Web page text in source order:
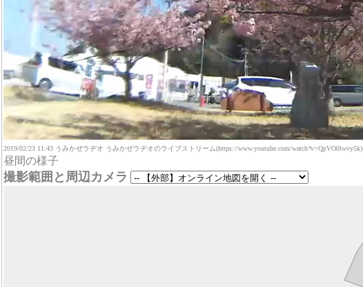
2019/02/23 11:43 うみかぜラヂオ うみかぜラヂオのライブストリーム(https://www.youtube.com/watch?v=QpVO0lwvy5k)
昼間の様子
撮影範囲と周辺カメラ